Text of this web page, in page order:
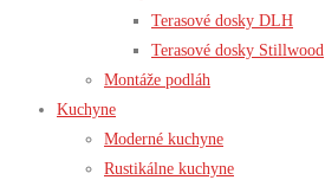
Terasové dosky DLH
Terasové dosky Stillwood
Montáže podláh
Kuchyne
Moderné kuchyne
Rustikálne kuchyne